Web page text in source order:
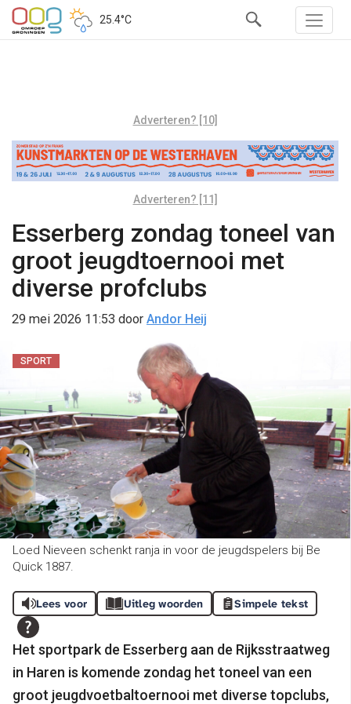
25.4°C
Adverteren? [10]
Adverteren? [11]
Esserberg zondag toneel van
groot jeugdtoernooi met
diverse profclubs
29 mei 2026 11:53 door Andor Heij
SPORT
Loed Nieveen schenkt ranja in voor de jeugdspelers bij Be
Quick 1887.
Lees voor Uitleg woorden Simpele tekst
Het sportpark de Esserberg aan de Rijksstraatweg
in Haren is komende zondag het toneel van een
groot jeugdvoetbaltoernooi met diverse topclubs,